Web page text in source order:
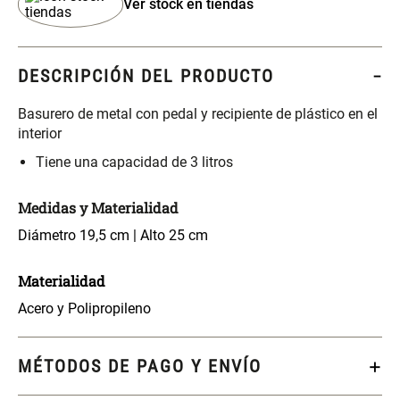
Ver stock en tiendas
DESCRIPCIÓN DEL PRODUCTO
Basurero de metal con pedal y recipiente de plástico en el
interior
Tiene una capacidad de 3 litros
Medidas y Materialidad
Diámetro 19,5 cm | Alto 25 cm
Materialidad
Acero y Polipropileno
MÉTODOS DE PAGO Y ENVÍO
S/ 349.00S/ 261.00 S/ 104.00
Set Sábanas Algodón satín 240
Hilos
S/ 169.00 S/ 124.00
Canasto Ropa Bambú Redondo
Mueble Repisa Bambú 4
Comoda Bambú con Puertas 80
S/ 319.00S/ 254.90 S/ 74.90
Plumón Pluma Set 2 Almohadas Hollow